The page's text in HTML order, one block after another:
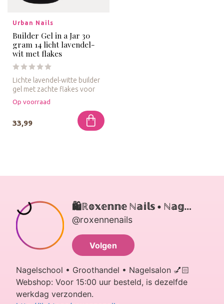
Urban Nails
Builder Gel in a Jar 30
gram 14 licht lavendel-
wit met flakes
Lichte lavendel-witte builder
gel met zachte flakes voor
een subtiele en romanti...
Op voorraad
33,99